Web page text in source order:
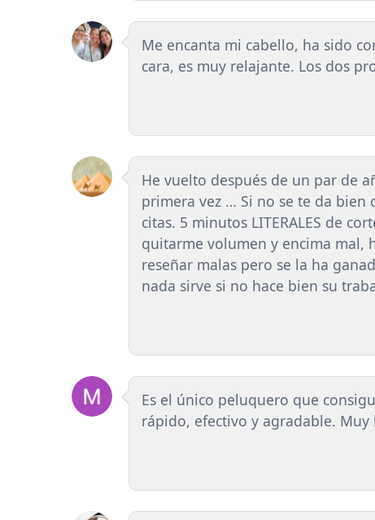
Me encanta mi cabello, ha sido
cara, es muy relajante. Los dos
He vuelto después de un par de
primera vez … Si no se te da bien
citas. 5 minutos LITERALES de
quitarme volumen y encima
reseñar malas pero se la ha
nada sirve si no hace bien su
Es el único peluquero que
rápido, efectivo y agradable.